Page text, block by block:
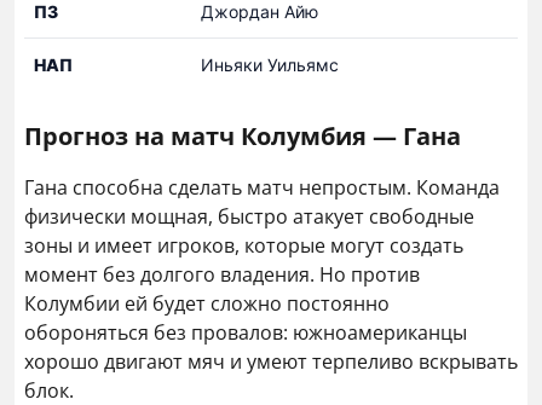
ПЗ Джордан Айю
НАП Иньяки Уильямс
Прогноз на матч Колумбия — Гана
Гана способна сделать матч непростым. Команда
физически мощная, быстро атакует свободные
зоны и имеет игроков, которые могут создать
момент без долгого владения. Но против
Колумбии ей будет сложно постоянно
обороняться без провалов: южноамериканцы
хорошо двигают мяч и умеют терпеливо вскрывать
блок.